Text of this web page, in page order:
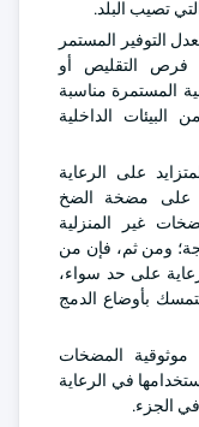
تصيب البلد.
التوفير المستمر
فرص التقليص أو
المستمرة مناسبة
الداخلية
على الرعاية
على مضخة الضخ
غير المنزلية
ومن ثم، فإن من
على حد سواء،
بأوضاع الدمج
موثوقية المضخات
في الرعاية
في الجزء.